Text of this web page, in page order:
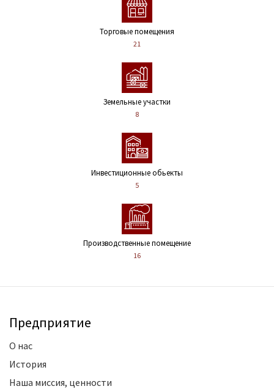
Торговые помещения
21
Земельные участки
8
Инвестиционные обьекты
5
Производственные помещение
16
Предприятие
О нас
История
Наша миссия, ценности